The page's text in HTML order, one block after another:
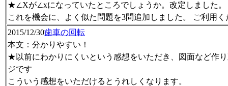
★∠Xが∠xになっていたところでしょうか。改定しました。
これを機会に、よく似た問題を3問追加しました。 ご利用く
2015/12/30歯車の回転
本文：分かりやすい！
★以前にわかりにくいという感想をいただき、図面など作
ジです
こういう感想をいただけるとうれしくなります。